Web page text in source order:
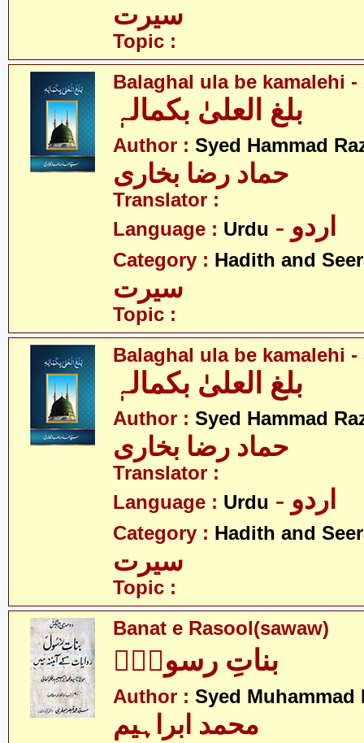
سیرت
Topic :
Balaghal ula be kamalehi -
بلغ العلیٰ بکمالہٖ
Author : Syed Hammad
حماد رضا بخاری
Translator :
Language : Urdu - اردو
Category : Hadith and
سیرت
Topic :
Balaghal ula be kamalehi -
بلغ العلیٰ بکمالہٖ
Author : Syed Hammad
حماد رضا بخاری
Translator :
Language : Urdu - اردو
Category : Hadith and
سیرت
Topic :
Banat e Rasool(sawaw)
بناتِ رسولؑؐ
Author : Syed Muhammad
محمد ابراہیم